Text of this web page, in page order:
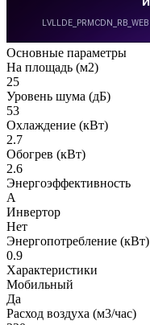
Основные параметры
На площадь (м2)
25
Уровень шума (дБ)
53
Охлаждение (кВт)
2.7
Обогрев (кВт)
2.6
Энергоэффективность
A
Инвертор
Нет
Энергопотребление (кВт)
0.9
Характеристики
Мобильный
Да
Расход воздуха (м3/час)